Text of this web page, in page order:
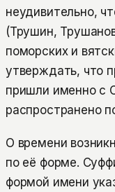
неудивительно,
(Трушин,
поморских и
утверждать, что
пришли именно с
распространено
О времени
по её форме.
формой имени